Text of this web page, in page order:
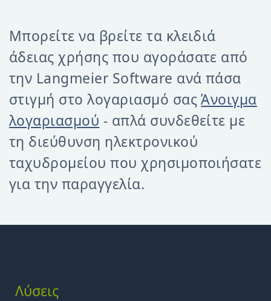
Μπορείτε να βρείτε τα κλειδιά
άδειας χρήσης που αγοράσατε από
την Langmeier Software ανά πάσα
στιγμή στο λογαριασμό σαςΆνοιγμα
λογαριασμού - απλά συνδεθείτε με
τη διεύθυνση ηλεκτρονικού
ταχυδρομείου που χρησιμοποιήσατε
για την παραγγελία.
Λύσεις